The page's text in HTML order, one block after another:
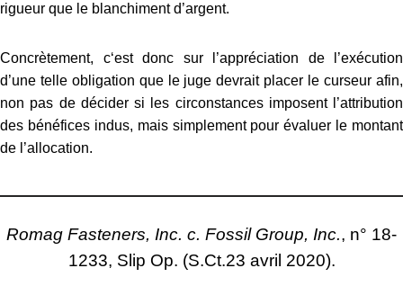
rigueur que le blanchiment d’argent.
Concrètement, c‘est donc sur l’appréciation de l’exécution
d’une telle obligation que le juge devrait placer le curseur afin,
non pas de décider si les circonstances imposent l’attribution
des bénéfices indus, mais simplement pour évaluer le montant
de l’allocation.
Romag Fasteners, Inc. c. Fossil Group, Inc., n° 18-
1233, Slip Op. (S.Ct.23 avril 2020).